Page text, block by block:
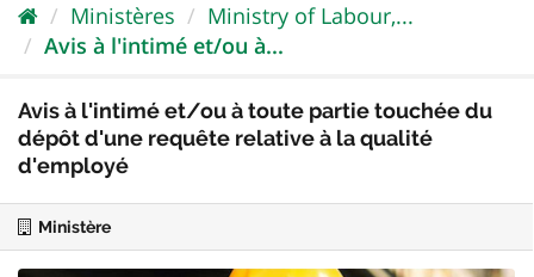
Ministères
Ministry of Labour,...
Avis à l'intimé et/ou à...
Avis à l'intimé et/ou à toute partie touchée du
dépôt d'une requête relative à la qualité
d'employé
Ministère